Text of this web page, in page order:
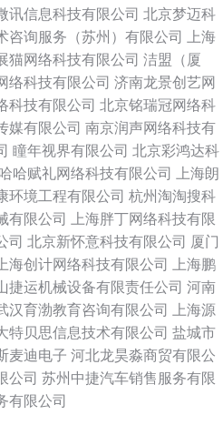
讯信息科技有限公司 北京梦迈科
咨询服务（苏州）有限公司
上海
猫网络科技有限公司 洁盟（厦
络科技有限公司 济南龙景创艺网
科技有限公司 北京铭瑞冠网络科
媒有限公司 南京润声网络科技有
瞳年视界有限公司 北京彩鸿达科
哈哈赋礼网络科技有限公司
上海朗
环境工程有限公司 杭州淘淘搜科
有限公司
上海胖丁网络科技有限
司 北京新怀意科技有限公司 厦门
上海创计网络科技有限公司
上海鹏
捷运机械设备有限责任公司 河南
汉育渤教育咨询有限公司
上海源
特贝思信息技术有限公司 盐城市
麦迪电子 河北龙昊淼商贸有限公
公司 苏州中捷汽车销售服务有限
有限公司